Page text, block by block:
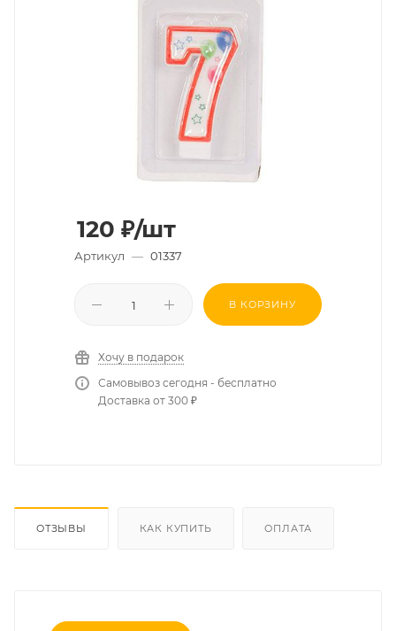
120 ₽/шт
Артикул — 01337
В КОРЗИНУ
Хочу в подарок
Самовывоз сегодня - бесплатно
Доставка от 300 ₽
ОТЗЫВЫ КАК КУПИТЬ ОПЛАТА